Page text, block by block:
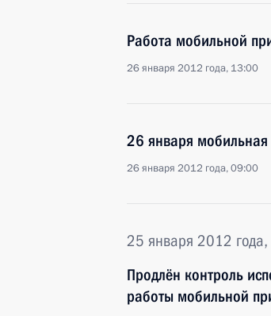
Работа мобильной
26 января 2012 года, 13:00
26 января мобильная
26 января 2012 года, 09:00
25 января 2012 года,
Продлён контроль
работы мобильной